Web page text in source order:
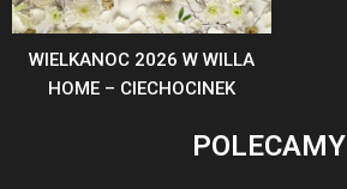
WIELKANOC 2026 W WILLA
HOME – CIECHOCINEK
POLECAMY